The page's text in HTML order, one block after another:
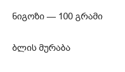
ნიგოზი — 100 გრამი
ბლის მურაბა